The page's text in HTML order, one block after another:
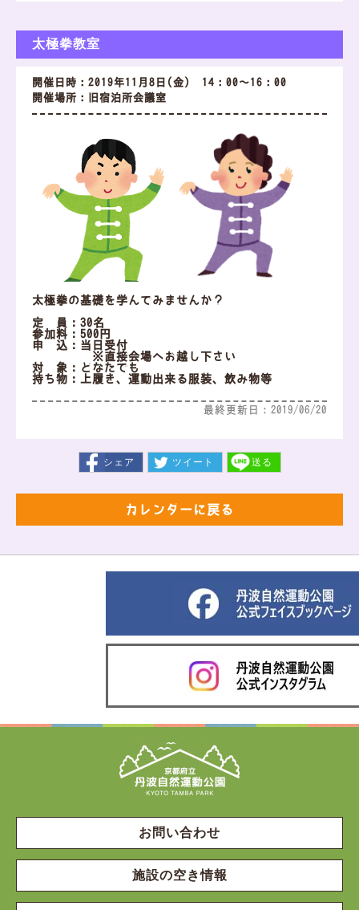
太極拳教室
開催日時：2019年11月8日(金) 14：00～16：00
開催場所：旧宿泊所会議室
太極拳の基礎を学んでみませんか？
定 員：30名
参加料：500円
申 込：当日受付
※直接会場へお越し下さい
対 象：どなたでも
持ち物：上履き、運動出来る服装、飲み物等
最終更新日：2019/06/20
シェア ツイート 送る
カレンダーに戻る
お問い合わせ
施設の空き情報